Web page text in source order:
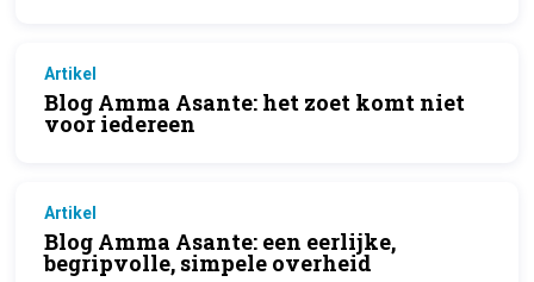
Artikel
Blog Amma Asante: het zoet komt niet
voor iedereen
Artikel
Blog Amma Asante: een eerlijke,
begripvolle, simpele overheid